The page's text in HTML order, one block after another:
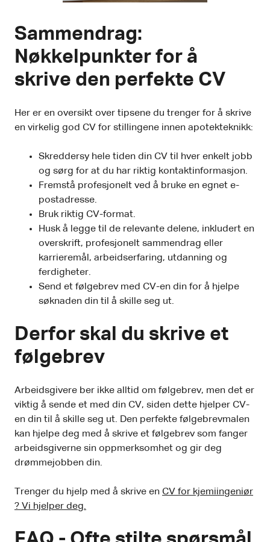
Sammendrag:
Nøkkelpunkter for å
skrive den perfekte CV
Her er en oversikt over tipsene du trenger for å skrive
en virkelig god CV for stillingene innen apotekteknikk:
Skreddersy hele tiden din CV til hver enkelt jobb
og sørg for at du har riktig kontaktinformasjon.
Fremstå profesjonelt ved å bruke en egnet e-
postadresse.
Bruk riktig CV-format.
Husk å legge til de relevante delene, inkludert en
overskrift, profesjonelt sammendrag eller
karrieremål, arbeidserfaring, utdanning og
ferdigheter.
Send et følgebrev med CV-en din for å hjelpe
søknaden din til å skille seg ut.
Derfor skal du skrive et
følgebrev
Arbeidsgivere ber ikke alltid om følgebrev, men det er
viktig å sende et med din CV, siden dette hjelper CV-
en din til å skille seg ut. Den perfekte følgebrevmalen
kan hjelpe deg med å skrive et følgebrev som fanger
arbeidsgiverne sin oppmerksomhet og gir deg
drømmejobben din.
Trenger du hjelp med å skrive en CV for kjemiingeniør
? Vi hjelper deg.